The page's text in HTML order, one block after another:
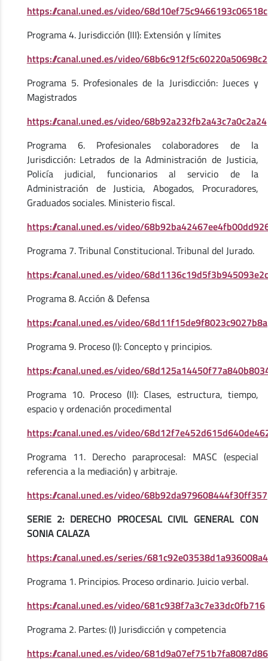
https://canal.uned.es/video/68d10ef75c9466193c06518c
Programa 4. Jurisdicción (III): Extensión y límites
https://canal.uned.es/video/68b6c912f5c60220a50698c2
Programa 5. Profesionales de la Jurisdicción: Jueces y
Magistrados
https://canal.uned.es/video/68b92a232fb2a43c7a0c2a24
Programa 6. Profesionales colaboradores de la
Jurisdicción: Letrados de la Administración de Justicia,
Policía judicial, funcionarios al servicio de la
Administración de Justicia, Abogados, Procuradores,
Graduados sociales. Ministerio fiscal.
https://canal.uned.es/video/
Programa 7. Tribunal Constitucional. Tribunal del Jurado.
https://canal.uned.es/video/68d1136c19d5f3b945093e2c
Programa 8. Acción & Defensa
https://canal.uned.es/video/68d11f15de9f8023c9027b8a
Programa 9. Proceso (I): Concepto y principios.
https://canal.uned.es/video/
Programa 10. Proceso (II): Clases, estructura, tiempo,
espacio y ordenación procedimental
https://canal.uned.es/video/
Programa 11. Derecho paraprocesal: MASC (especial
referencia a la mediación) y arbitraje.
https://canal.uned.es/video/68b92da979608444f30ff357
SERIE 2: DERECHO PROCESAL CIVIL GENERAL CON
SONIA CALAZA
https://canal.uned.es/series/
Programa 1. Principios. Proceso ordinario. Juicio verbal.
https://canal.uned.es/video/681c938f7a3c7e33dc0fb716
Programa 2. Partes: (I) Jurisdicción y competencia
https://canal.uned.es/video/681d9a07ef751b7fa8087d86